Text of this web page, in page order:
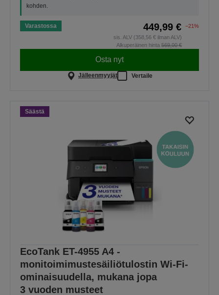
kohden.
Varastossa 449,99 €
−21%
sis. ALV (358,56 € ilman ALV)
Alkuperäinen hinta 569,00 €
Osta nyt
Jälleenmyyjät Vertaile
Säästä
EcoTank ET-4955 A4 -
monitoimimustesäiliötulostin Wi-Fi-
ominaisuudella, mukana jopa
3 vuoden musteet